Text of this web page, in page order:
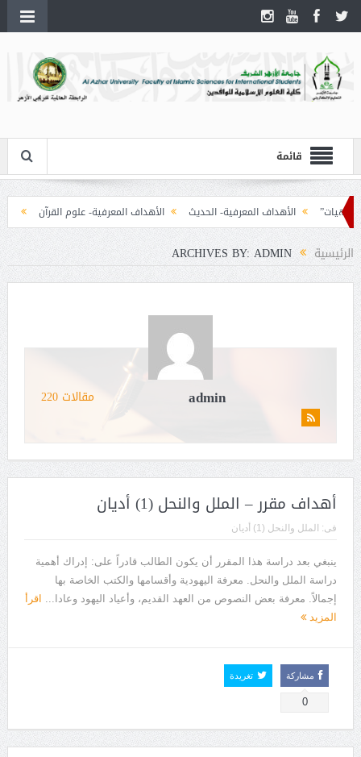
قائمة
الأهداف المعرفية- الحديث الأهداف المعرفية- علوم القرآن أهداف مقرر –
الرئيسية ARCHIVES BY: ADMIN
admin مقالات 220
أهداف مقرر – الملل والنحل (1) أديان
فى: الملل والنحل (1) أديان
ينبغي بعد دراسة هذا المقرر أن يكون الطالب قادراً على: إدراك أهمية
دراسة الملل والنحل. معرفة اليهودية وأقسامها والكتب الخاصة بها
إجمالاً. معرفة بعض النصوص من العهد القديم، وأعياد اليهود وعادا...
اقرأ
المزيد
مشاركة
0
تغريدة